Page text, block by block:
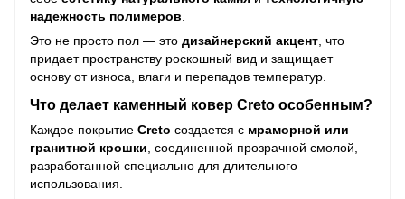
надежность полимеров
Это не просто пол — это дизайнерский акцент , что
придает пространству роскошный вид и защищает
основу от износа, влаги и перепадов температур.
Что делает каменный ковер Creto особенным?
Каждое покрытие Creto создается с мраморной или
гранитной крошки , соединенной прозрачной смолой,
разработанной специально для длительного
использования.